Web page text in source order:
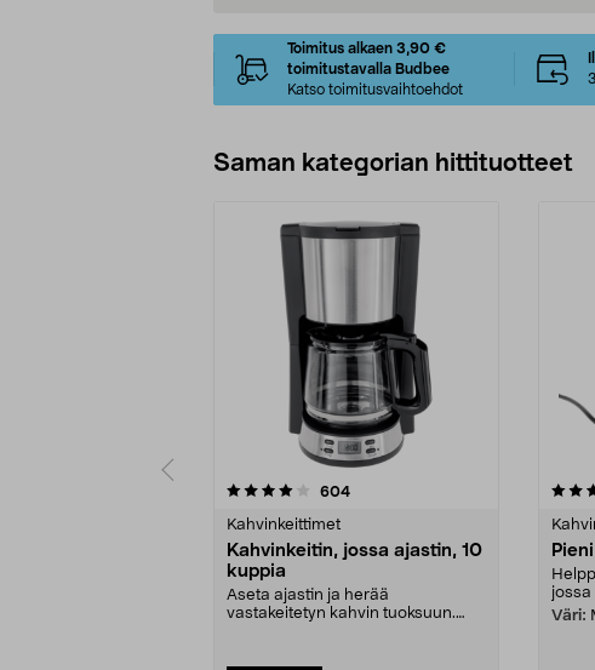
Toimitus alkaen 3,90 €
toimitustavalla Budbee
Katso toimitusvaihtoehdot
Saman kategorian hittituotteet
604arvostelut
Kahvinkeittimet
Kahvinkeitin, jossa ajastin, 10
kuppia
Aseta ajastin ja herää
vastakeitetyn kahvin tuoksuun.
4.0 viidestä
jossa
Väri: